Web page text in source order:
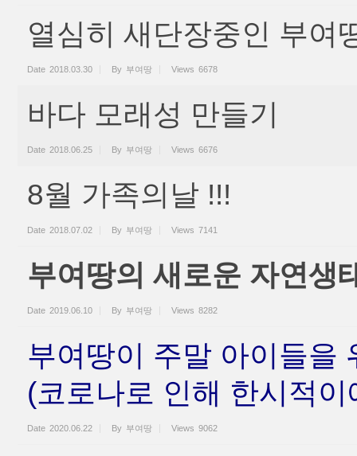
열심히 새단장중인 부여
Date 2018.03.30 By 부여땅 Views 6678
바다 모래성 만들기
Date 2018.06.25 By 부여땅 Views 6676
8월 가족의날 !!!
Date 2018.07.02 By 부여땅 Views 7141
부여땅의 새로운 자연생
Date 2019.06.10 By 부여땅 Views 8282
부여땅이 주말 아이들을
(코로나로 인해 한시적이
Date 2020.06.22 By 부여땅 Views 9062